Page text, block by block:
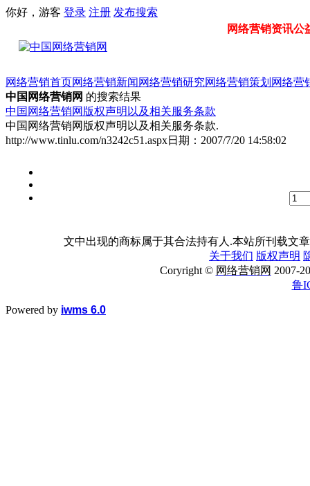
你好，游客 登录 注册 发布搜索
网络营销资讯公
网络营销首页网络营销新闻 网络营销研究网络营销策划 网络营
中国网络营销网 的搜索结果
中国网络营销网版权声明以及相关服务条款
中国网络营销网版权声明以及相关服务条款.
http://www.tinlu.com/n3242c51.aspx日期： 2007/7/20 14:58:02
文中出现的商标属于其合法持有人.本站所刊载文
关于我们 版权声明
Coryright © 网络营销网 2007-
鲁
Powered by iwms 6.0